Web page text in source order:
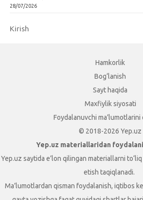
28/07/2026
Kirish
Hamkorlik
Bog‘lanish
Sayt haqida
Maxfiylik siyosati
Foydalanuvchi ma’lumotlarini
© 2018-2026 Yep.uz
Yep.uz materiallaridan
Yep.uz saytida e’lon qilingan materiallarni
etish taqiqlanadi.
Ma’lumotlardan qisman foydalanish, iqtibos